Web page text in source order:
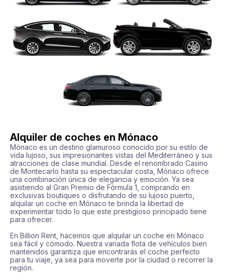
Alquiler de coches en Mónaco
Mónaco es un destino glamuroso conocido por su estilo de
vida lujoso, sus impresionantes vistas del Mediterráneo y sus
atracciones de clase mundial. Desde el renombrado Casino
de Montecarlo hasta su espectacular costa, Mónaco ofrece
una combinación única de elegancia y emoción. Ya sea
asistiendo al Gran Premio de Fórmula 1, comprando en
exclusivas boutiques o disfrutando de su lujoso puerto,
alquilar un coche en Mónaco te brinda la libertad de
experimentar todo lo que este prestigioso principado tiene
para ofrecer.
En Billion Rent, hacemos que alquilar un coche en Mónaco
sea fácil y cómodo. Nuestra variada flota de vehículos bien
mantenidos garantiza que encontrarás el coche perfecto
para tu viaje, ya sea para moverte por la ciudad o recorrer la
región.